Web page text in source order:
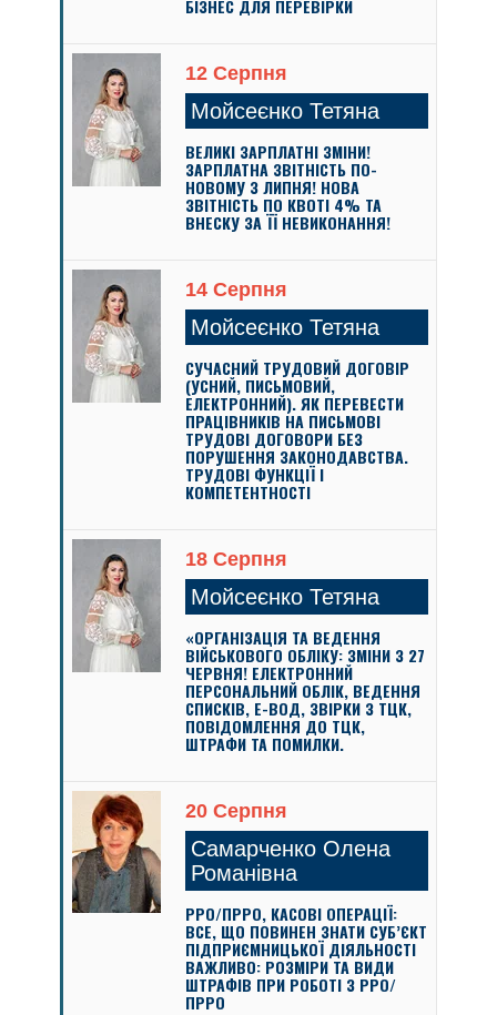
БІЗНЕС ДЛЯ ПЕРЕВІРКИ
12 Серпня
Мойсеєнко Тетяна
ВЕЛИКІ ЗАРПЛАТНІ ЗМІНИ!
ЗАРПЛАТНА ЗВІТНІСТЬ ПО-
НОВОМУ З ЛИПНЯ! НОВА
ЗВІТНІСТЬ ПО КВОТІ 4% ТА
ВНЕСКУ ЗА ЇЇ НЕВИКОНАННЯ!
14 Серпня
Мойсеєнко Тетяна
СУЧАСНИЙ ТРУДОВИЙ ДОГОВІР
(УСНИЙ, ПИСЬМОВИЙ,
ЕЛЕКТРОННИЙ). ЯК ПЕРЕВЕСТИ
ПРАЦІВНИКІВ НА ПИСЬМОВІ
ТРУДОВІ ДОГОВОРИ БЕЗ
ПОРУШЕННЯ ЗАКОНОДАВСТВА.
ТРУДОВІ ФУНКЦІЇ І
КОМПЕТЕНТНОСТІ
18 Серпня
Мойсеєнко Тетяна
«ОРГАНІЗАЦІЯ ТА ВЕДЕННЯ
ВІЙСЬКОВОГО ОБЛІКУ: ЗМІНИ З 27
ЧЕРВНЯ! ЕЛЕКТРОННИЙ
ПЕРСОНАЛЬНИЙ ОБЛІК, ВЕДЕННЯ
СПИСКІВ, Е-ВОД, ЗВІРКИ З ТЦК,
ПОВІДОМЛЕННЯ ДО ТЦК,
ШТРАФИ ТА ПОМИЛКИ.
20 Серпня
Самарченко Олена
Романівна
РРО/ПРРО, КАСОВІ ОПЕРАЦІЇ:
ВСЕ, ЩО ПОВИНЕН ЗНАТИ СУБ’ЄКТ
ПІДПРИЄМНИЦЬКОЇ ДІЯЛЬНОСТІ
ВАЖЛИВО: РОЗМІРИ ТА ВИДИ
ШТРАФІВ ПРИ РОБОТІ З РРО/
ПРРО